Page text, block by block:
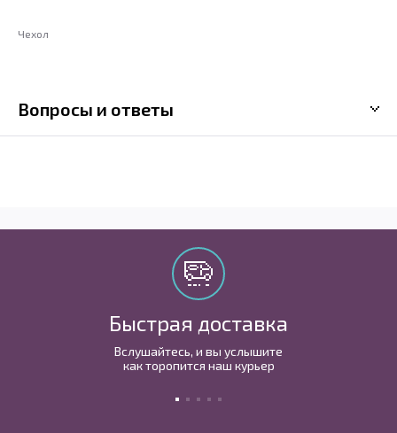
Чехол
Вопросы и ответы
Быстрая доставка
Вслушайтесь, и вы услышите
как торопится наш курьер